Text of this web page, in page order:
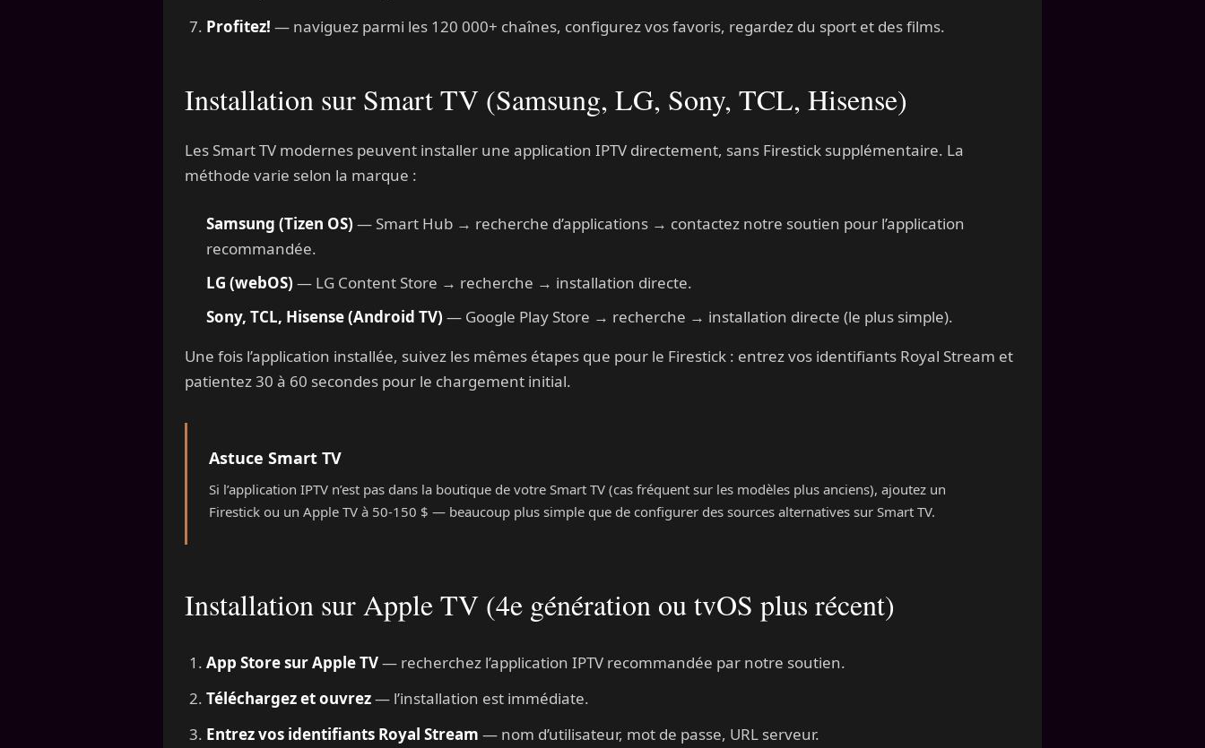
Profitez! — naviguez parmi les 120 000+ chaînes, configurez vos favoris, regardez du sport et des films.
Installation sur Smart TV (Samsung, LG, Sony, TCL, Hisense)
Les Smart TV modernes peuvent installer une application IPTV directement, sans Firestick supplémentaire. La
méthode varie selon la marque :
Samsung (Tizen OS) — Smart Hub → recherche d’applications → contactez notre soutien pour l’application
recommandée.
LG (webOS) — LG Content Store → recherche → installation directe.
Sony, TCL, Hisense (Android TV) — Google Play Store → recherche → installation directe (le plus simple).
Une fois l’application installée, suivez les mêmes étapes que pour le Firestick : entrez vos identifiants Royal Stream et
patientez 30 à 60 secondes pour le chargement initial.
Astuce Smart TV
Si l’application IPTV n’est pas dans la boutique de votre Smart TV (cas fréquent sur les modèles plus anciens), ajoutez un
Firestick ou un Apple TV à 50-150 $ — beaucoup plus simple que de configurer des sources alternatives sur Smart TV.
Installation sur Apple TV (4e génération ou tvOS plus récent)
App Store sur Apple TV— recherchez l’application IPTV recommandée par notre soutien.
Téléchargez et ouvrez— l’installation est immédiate.
Entrez vos identifiants Royal Stream — nom d’utilisateur, mot de passe, URL serveur.